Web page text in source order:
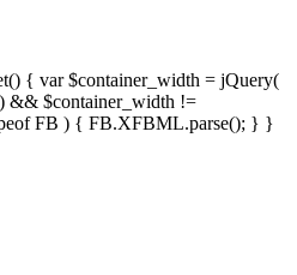
{ var $container_width = jQuery(
&& $container_width !=
FB ) { FB.XFBML.parse(); } }